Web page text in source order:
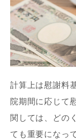
計算上は慰謝料
院期間に応じて
関しては、どの
ても重要になっ